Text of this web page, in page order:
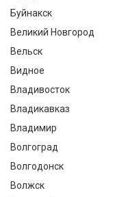
Буйнакск
Великий Новгород
Вельск
Видное
Владивосток
Владикавказ
Владимир
Волгоград
Волгодонск
Волжск